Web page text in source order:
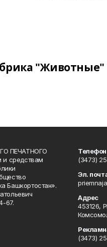
"Животные"
ПЕЧАТНОГО
и средствам
Башкортостан».
67.
Телефон
(3473)
Эл.
Адрес
453126,
(3473)